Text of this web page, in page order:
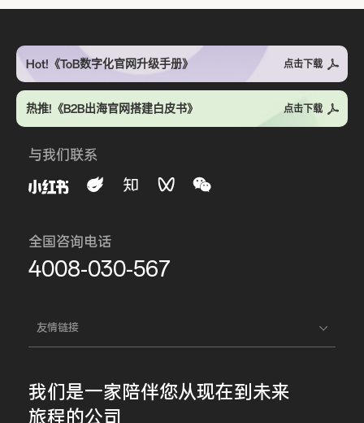
Hot!《ToB数字化官网升级手册》 点击下载
热推!《B2B出海官网搭建白皮书》 点击下载
与我们联系
全国咨询电话
4008-030-567
友情链接
我们是一家陪伴您从现在到未来
旅程的公司